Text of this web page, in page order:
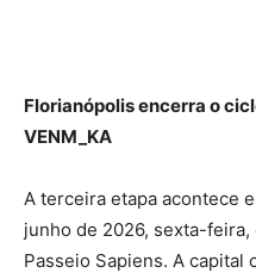
Florianópolis encerra o
VENM_KA
A terceira etapa acontece
junho de 2026, sexta-feira,
Passeio Sapiens. A capital